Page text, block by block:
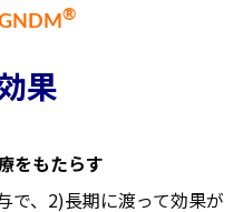
®
果
をもたらす
で、2)長期に渡って効果が